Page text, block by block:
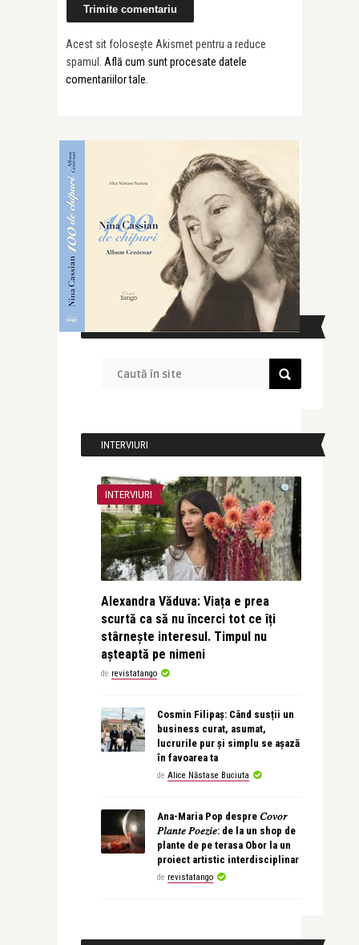
Acest sit folosește Akismet pentru a reduce
spamul. Află cum sunt procesate datele
comentariilor tale.
CAUTĂ ÎN SITE
INTERVIURI
INTERVIURI
Alexandra Văduva: Viața e prea
scurtă ca să nu încerci tot ce îți
stârnește interesul. Timpul nu
așteaptă pe nimeni
de revistatango
Cosmin Filipaș: Când susții un
business curat, asumat,
lucrurile pur și simplu se așază
în favoarea ta
de Alice Năstase Buciuta
Ana-Maria Pop despre 𝐶𝑜𝑣𝑜𝑟
𝑃𝑙𝑎𝑛𝑡𝑒 𝑃𝑜𝑒𝑧𝑖𝑒: de la un shop de
plante de pe terasa Obor la un
proiect artistic interdisciplinar
de revistatango